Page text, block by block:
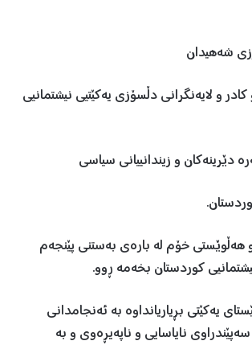
شەهیدان
و لایەنگرانی دڵسۆزی یەکێتیی نیشتمانیی
دێرینەکان و زیندانییانی سیاسی
خۆم لە بارەی بەستنی پێنجەم
کوردستان بخەمە ڕوو.
یەکێتی بڕیاریانداوە بە ئەنجامدانی
نایاسایی و ناپەیڕەوی و بە